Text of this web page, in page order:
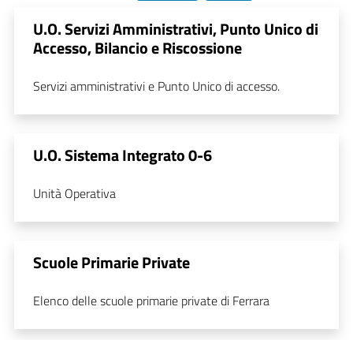
U.O. Servizi Amministrativi, Punto Unico di
Accesso, Bilancio e Riscossione
Servizi amministrativi e Punto Unico di accesso.
U.O. Sistema Integrato 0-6
Unità Operativa
Scuole Primarie Private
Elenco delle scuole primarie private di Ferrara